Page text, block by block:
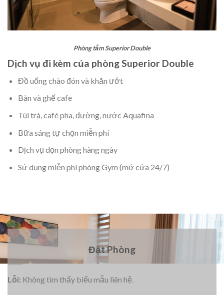
Phòng tắm Superior Double
Dịch vụ đi kèm của phòng Superior Double
Đồ uống chào đón và khăn ướt
Bàn và ghế cafe
Túi trà, café pha, đường, nước Aquafina
Bữa sáng tự chọn miễn phí
Dịch vụ dọn phòng hàng ngày
Sử dụng miễn phí phòng Gym (mở cửa 24/7)
Đặt Phòng
Lỗi: Không tìm thấy biểu mẫu liên hệ.